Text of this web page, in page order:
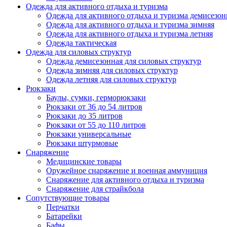
Одежда для активного отдыха и туризма
Одежда для активного отдыха и туризма
Одежда для активного отдыха и туризма зимняя
Одежда для активного отдыха и туризма летняя
Одежда тактическая
Одежда для силовых структур
Одежда демисезонная для силовых структур
Одежда зимняя для силовых структур
Одежда летняя для силовых структур
Рюкзаки
Баулы, сумки, герморюкзаки
Рюкзаки от 36 до 54 литров
Рюкзаки до 35 литров
Рюкзаки от 55 до 110 литров
Рюкзаки универсальные
Рюкзаки штурмовые
Снаряжение
Медицинские товары
Оружейное снаряжение и военная аммуниция
Снаряжение для активного отдыха и туризма
Снаряжение для страйкбола
Сопутствующие товары
Перчатки
Батарейки
Бафы